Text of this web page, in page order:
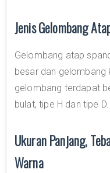
Jenis Gelombang
Gelombang atap
besar dan gelombang
gelombang terdapat
bulat, tipe H dan tipe D.
Ukuran Panjang,
Warna